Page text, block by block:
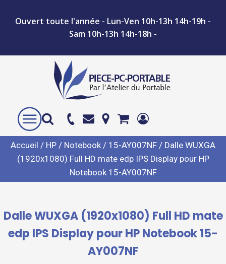
Ouvert toute l'année - Lun-Ven 10h-13h 14h-19h -
Sam 10h-13h 14h-18h -
Accueil / HP / Notebook / 15-AY007NF / Dalle WUXGA
(1920x1080) Full HD mate edp IPS Display pour HP
Notebook 15-AY007NF
Dalle WUXGA (1920x1080) Full HD mate
edp IPS Display pour HP Notebook 15-
AY007NF